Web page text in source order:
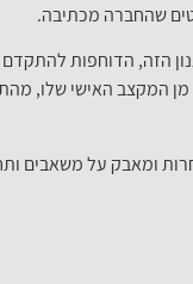
שהחברה מכתיבה.
הזה, הדוחפות
מן המקצב האישי שלו,
ומאבק על משאבים